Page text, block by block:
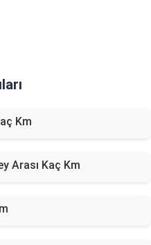
Km
Arası Kaç Km